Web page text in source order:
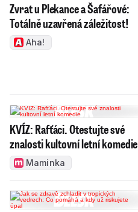
Zvrat u Plekance a Šafářové:
Totálně uzavřená záležitost!
Aha!
KVÍZ: Rafťáci. Otestujte své
znalosti kultovní letní komedie
Maminka